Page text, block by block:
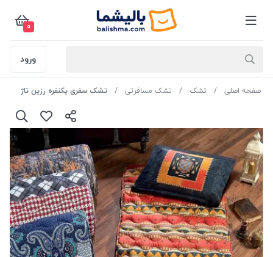
0
ورود
صفحه اصلی تشک تشک مسافرتی تشک سفری یکنفره رزین تاژ